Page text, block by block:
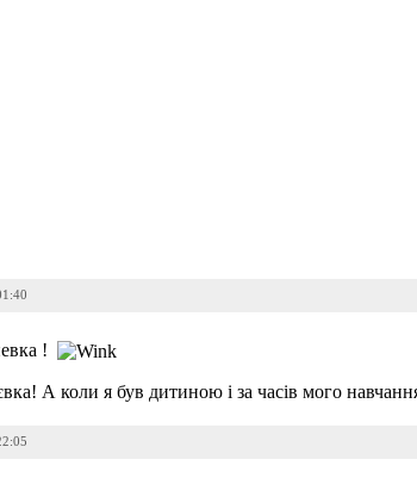
!
А коли я був дитиною і за часів мого